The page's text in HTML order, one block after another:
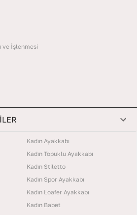
ve İşlenmesi
Kadın Ayakkabı
Kadın Topuklu Ayakkabı
Kadın Stiletto
Kadın Spor Ayakkabı
Kadın Loafer Ayakkabı
Kadın Babet